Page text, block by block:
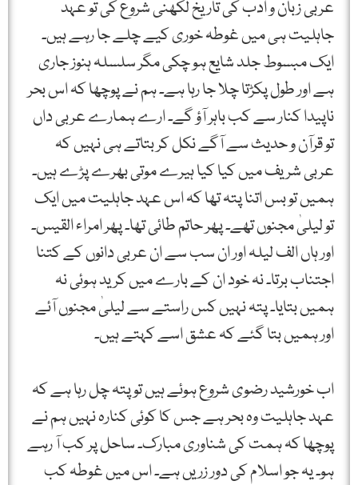
عربی زبان و ادب کی تاریخ لکھنی شروع کی تو عہد
جاہلیت ہی میں غوطہ خوری کیے چلے جا رہے ہیں۔
ایک مبسوط جلد شایع ہو چکی مگر سلسلہ ہنوز جاری
ہے اور طول پکڑتا چلا جا رہا ہے۔ ہم نے پوچھا کہ اس بحر
ناپیدا کنار سے کب باہر آؤ گے۔ ارے ہمارے عربی داں
تو قرآن و حدیث سے آگے نکل کر بتاتے ہی نہیں کہ
عربی شریف میں کیا کیا ہیرے موتی بھرے پڑے ہیں۔
ہمیں تو بس اتنا پتہ تھا کہ اس عہد جاہلیت میں ایک
تو لیلیٰ مجنوں تھے۔ پھر حاتم طائی تھا۔ پھر امراء القیس۔
اور ہاں الف لیلہ اور ان سب سے ان عربی دانوں کے کتنا
اجتناب برتا۔ نہ خود ان کے بارے میں کرید ہوئی نہ
ہمیں بتایا۔ پتہ نہیں کس راستے سے لیلیٰ مجنوں آئے
اور ہمیں بتا گئے کہ عشق اسے کہتے ہیں۔
اب خورشید رضوی شروع ہوئے ہیں تو پتہ چل رہا ہے کہ
عہد جاہلیت وہ بحر ہے جس کا کوئی کنارہ نہیں ہم نے
پوچھا کہ ہمت کی شناوری مبارک۔ ساحل پر کب آ رہے
ہو۔ یہ جو اسلام کی دور زریں ہے۔ اس میں غوطہ کب